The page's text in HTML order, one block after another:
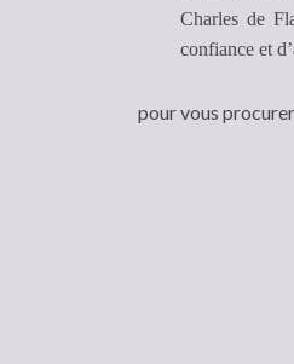
Charles de
confiance et
pour vous